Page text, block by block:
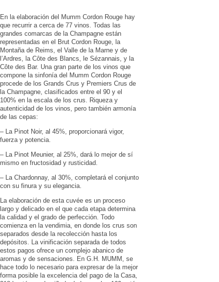
En la elaboración del Mumm Cordon Rouge hay
que recurrir a cerca de 77 vinos. Todas las
grandes comarcas de la Champagne están
representadas en el Brut Cordon Rouge, la
Montaña de Reims, el Valle de la Marne y de
l’Ardres, la Côte des Blancs, le Sézannais, y la
Côte des Bar. Una gran parte de los vinos que
compone la sinfonía del Mumm Cordon Rouge
procede de los Grands Crus y Premiers Crus de
la Champagne, clasificados entre el 90 y el
100% en la escala de los crus. Riqueza y
autenticidad de los vinos, pero también armonía
de las cepas:
– La Pinot Noir, al 45%, proporcionará vigor,
fuerza y potencia.
– La Pinot Meunier, al 25%, dará lo mejor de sí
mismo en fructosidad y rusticidad.
– La Chardonnay, al 30%, completará el conjunto
con su finura y su elegancia.
La elaboración de esta cuvée es un proceso
largo y delicado en el que cada etapa determina
la calidad y el grado de perfección. Todo
comienza en la vendimia, en donde los crus son
separados desde la recolección hasta los
depósitos. La vinificación separada de todos
estos pagos ofrece un complejo abanico de
aromas y de sensaciones. En G.H. MUMM, se
hace todo lo necesario para expresar de la mejor
forma posible la excelencia del pago de la Casa,